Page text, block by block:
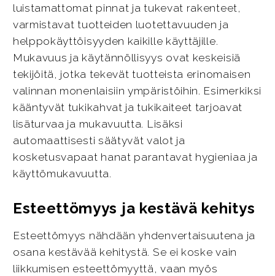
luistamattomat pinnat ja tukevat rakenteet,
varmistavat tuotteiden luotettavuuden ja
helppokäyttöisyyden kaikille käyttäjille.
Mukavuus ja käytännöllisyys ovat keskeisiä
tekijöitä, jotka tekevät tuotteista erinomaisen
valinnan monenlaisiin ympäristöihin. Esimerkiksi
kääntyvät tukikahvat ja tukikaiteet tarjoavat
lisäturvaa ja mukavuutta. Lisäksi
automaattisesti säätyvät valot ja
kosketusvapaat hanat parantavat hygieniaa ja
käyttömukavuutta.
Esteettömyys ja kestävä kehitys
Esteettömyys nähdään yhdenvertaisuutena ja
osana kestävää kehitystä. Se ei koske vain
liikkumisen esteettömyyttä, vaan myös